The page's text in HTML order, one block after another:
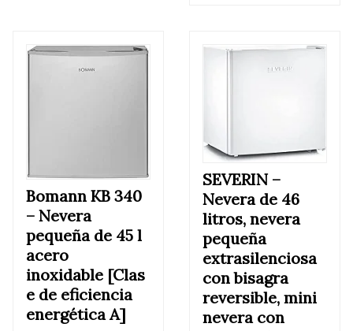
Bomann KB 340
– Nevera
pequeña de 45 l
acero
inoxidable [Clas
e de eficiencia
energética A]
SEVERIN –
Nevera de 46
litros, nevera
pequeña
extrasilenciosa
con bisagra
reversible, mini
nevera con